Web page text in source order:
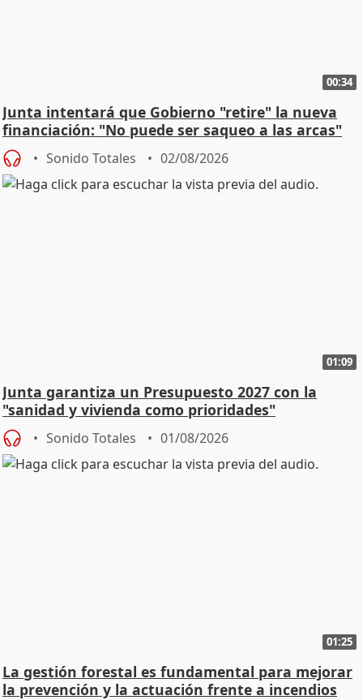
00:34
Junta intentará que Gobierno "retire" la nueva
financiación: "No puede ser saqueo a las arcas"
Sonido Totales 02/08/2026
01:09
Junta garantiza un Presupuesto 2027 con la
"sanidad y vivienda como prioridades"
Sonido Totales 01/08/2026
01:25
La gestión forestal es fundamental para mejorar
la prevención y la actuación frente a incendios